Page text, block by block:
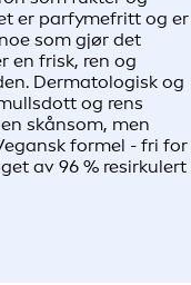
er parfymefritt og er
som gjør det
en frisk, ren og
Dermatologisk og
og rens
skånsom, men
formel - fri for
av 96 % resirkulert